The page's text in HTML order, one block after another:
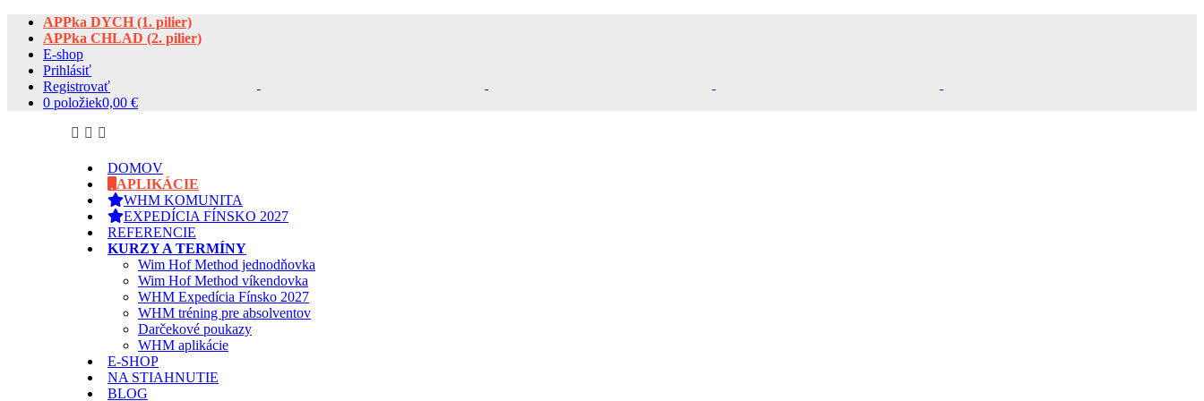
APPka DYCH (1. pilier)
APPka CHLAD (2. pilier)
E-shop
Prihlásiť
Registrovať
0 položiek0,00 €
DOMOV
APLIKÁCIE
WHM KOMUNITA
EXPEDÍCIA FÍNSKO 2027
REFERENCIE
KURZY A TERMÍNY
Wim Hof Method jednodňovka
Wim Hof Method víkendovka
WHM Expedícia Fínsko 2027
WHM tréning pre absolventov
Darčekové poukazy
WHM aplikácie
E-SHOP
NA STIAHNUTIE
BLOG